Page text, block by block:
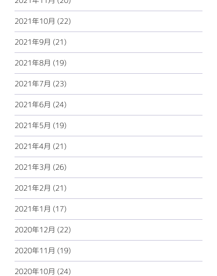
2021年10月 (22)
2021年9月 (21)
2021年8月 (19)
2021年7月 (23)
2021年6月 (24)
2021年5月 (19)
2021年4月 (21)
2021年3月 (26)
2021年2月 (21)
2021年1月 (17)
2020年12月 (22)
2020年11月 (19)
2020年10月 (24)